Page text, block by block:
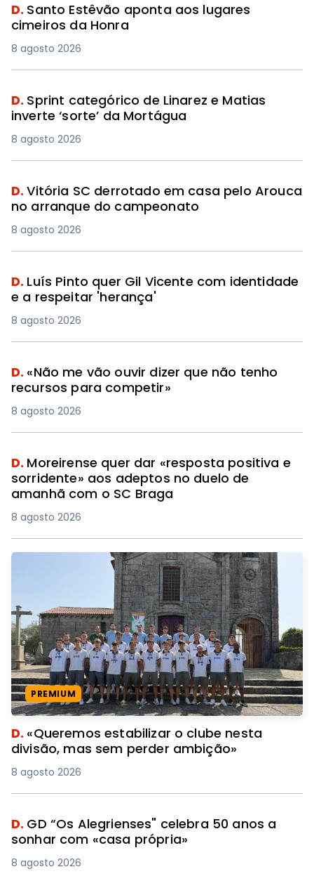
D. Santo Estêvão aponta aos lugares
cimeiros da Honra
8 agosto 2026
D. Sprint categórico de Linarez e Matias
inverte ‘sorte’ da Mortágua
8 agosto 2026
D.Vitória SC derrotado em casa pelo Arouca
no arranque do campeonato
8 agosto 2026
D. Luís Pinto quer Gil Vicente com identidade
e a respeitar 'herança'
8 agosto 2026
D. «Não me vão ouvir dizer que não tenho
recursos para competir»
8 agosto 2026
D. Moreirense quer dar «resposta positiva e
sorridente» aos adeptos no duelo de
amanhã com o SC Braga
8 agosto 2026
PREMIUM
D. «Queremos estabilizar o clube nesta
divisão, mas sem perder ambição»
8 agosto 2026
D. GD “Os Alegrienses" celebra 50 anos a
sonhar com «casa própria»
8 agosto 2026